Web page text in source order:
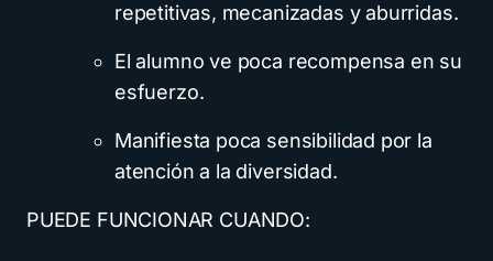
repetitivas, mecanizadas y aburridas.
El alumno ve poca recompensa en su
esfuerzo.
Manifiesta poca sensibilidad por la
atención a la diversidad.
PUEDE FUNCIONAR CUANDO: